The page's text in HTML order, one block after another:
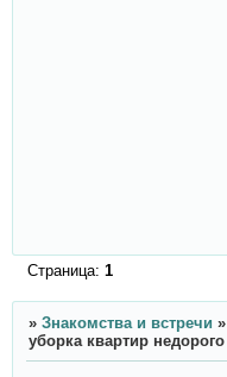
Страница: 1
» Знакомства и встречи »
уборка квартир недорого